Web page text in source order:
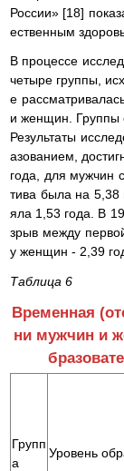
России» [18]
ественным
В процессе
четыре группы,
е
и женщин. Группы
Результаты
азованием,
года, для мужчин
тива была на 5,38
яла 1,53 года. В
зрыв между
у женщин - 2,39
Таблица 6
Временная
ни мужчин и
Групп
а
Уровень